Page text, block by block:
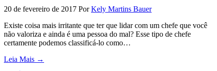
20 de fevereiro de 2017 Por Kely Martins Bauer
Existe coisa mais irritante que ter que lidar com um chefe que você
não valoriza e ainda é uma pessoa do mal? Esse tipo de chefe
certamente podemos classificá-lo como…
Leia Mais →